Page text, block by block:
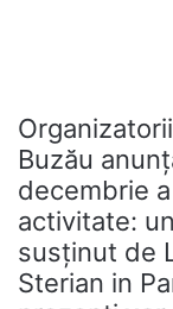
Buzău
decembrie
activitate:
susținut de
Sterian in